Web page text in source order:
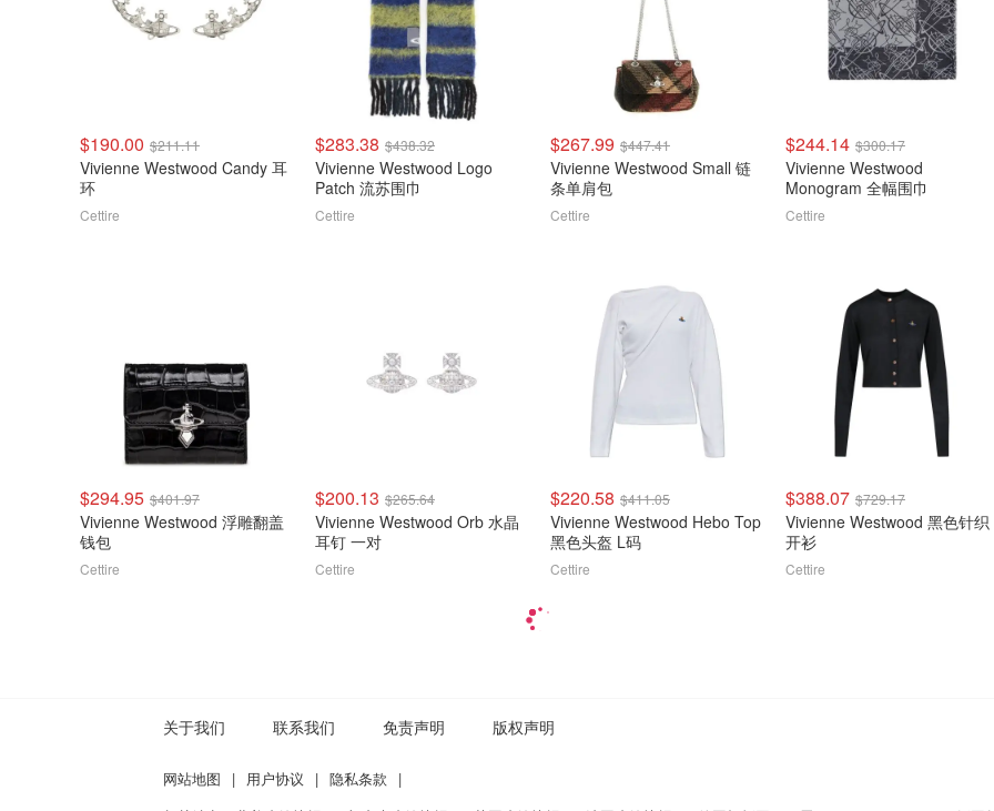
$190.00 $211.11
Vivienne Westwood Candy 耳
环
Cettire
$283.38 $438.32
Vivienne Westwood Logo
Patch 流苏围巾
Cettire
$267.99 $447.41
Vivienne Westwood Small 链
条单肩包
Cettire
$244.14 $300.17
Vivienne Westwood
Monogram 全幅围巾
Cettire
$294.95 $401.97
Vivienne Westwood 浮雕翻盖
钱包
Cettire
$200.13 $265.64
Vivienne Westwood Orb 水晶
耳钉 一对
Cettire
$220.58 $411.05
Vivienne Westwood Hebo Top
黑色头盔 L码
Cettire
$388.07 $729.17
Vivienne Westwood 黑色针织
开衫
Cettire
关于我们 联系我们 免责声明 版权声明
网站地图 | 用户协议 | 隐私条款
|